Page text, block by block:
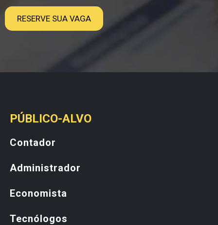
RESERVE SUA VAGA
PÚBLICO-ALVO
Contador
Administrador
Economista
Tecnólogos